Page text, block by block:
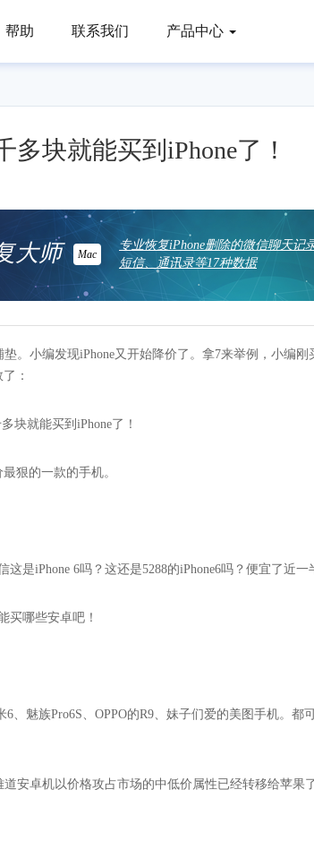
帮助 联系我们 产品中心
多块就能买到iPhone了！
大师 Mac
专业恢复iPhone删除的微信聊天记录
短信、通讯录等17种数据
。小编发现iPhone又开始降价了。拿7来举例，小编刚
：
狠的一款的手机。
是iPhone 6吗？这还是5288的iPhone6吗？便宜了近一
买哪些安卓吧！
、魅族Pro6S、OPPO的R9、妹子们爱的美图手机。
安卓机以价格攻占市场的中低价属性已经转移给苹果